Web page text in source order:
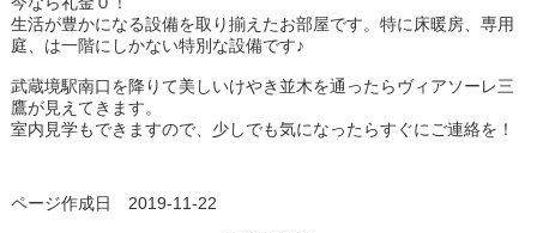
生活が豊かになる設備を取り揃えたお部屋です。特に床暖房、専用
庭、は一階にしかない特別な設備です♪
武蔵境駅南口を降りて美しいけやき並木を通ったらヴィアソーレ三
鷹が見えてきます。
室内見学もできますので、少しでも気になったらすぐにご連絡を！
ページ作成日 2019-11-22